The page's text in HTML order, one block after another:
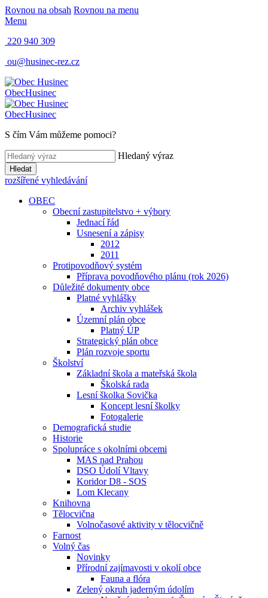
Rovnou na obsah Rovnou na menu
Menu
220 940 309
ou@husinec-rez.cz
ObecHusinec
ObecHusinec
S čím Vám můžeme pomoci?
Hledaný výraz
Hledat
rozšířené vyhledávání
OBEC
Obecní zastupitelstvo + výbory
Jednací řád
Usnesení a zápisy
2012
2011
Protipovodňový systém
Příprava povodňového plánu (rok 2026)
Důležité dokumenty obce
Platné vyhlášky
Archiv vyhlášek
Územní plán obce
Platný ÚP
Strategický plán obce
Plán rozvoje sportu
Školství
Základní škola a mateřská škola
Školská rada
Lesní školka Sovička
Koncept lesní školky
Fotogalerie
Demografická studie
Historie
Spolupráce s okolními obcemi
MAS nad Prahou
DSO Údolí Vltavy
Koridor D8 - SOS
Lom Klecany
Knihovna
Tělocvična
Volnočasové aktivity v tělocvičně
Farnost
Volný čas
Novinky
Přírodní zajímavosti v okolí obce
Fauna a flóra
Zelený okruh jaderným údolím